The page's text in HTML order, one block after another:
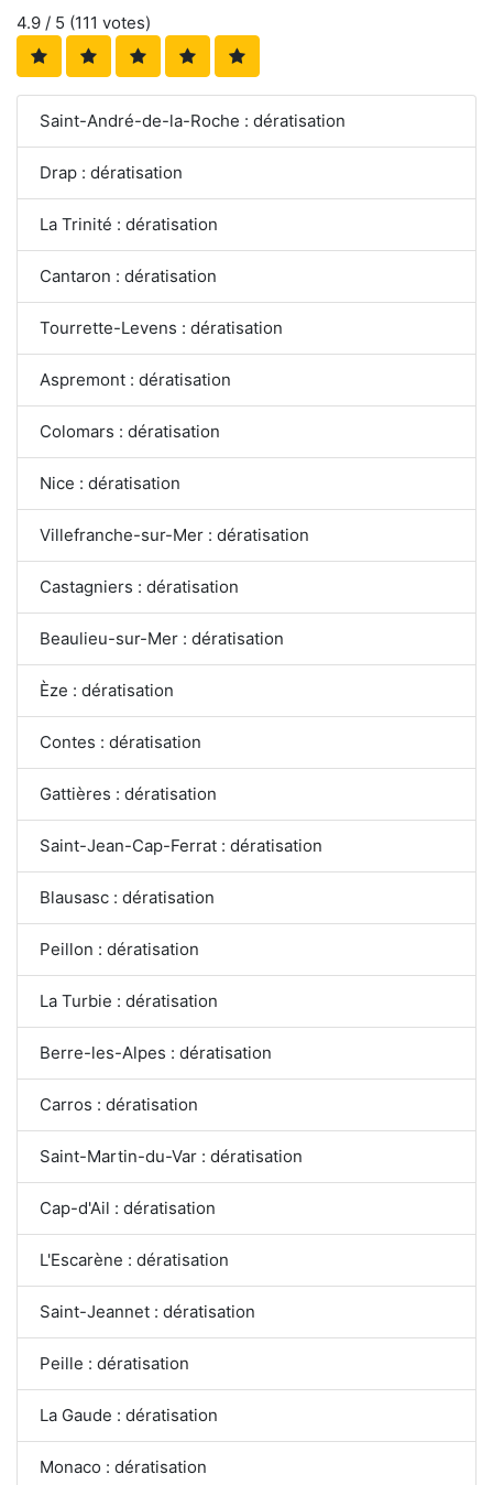
4.9 / 5 (111 votes)
Saint-André-de-la-Roche : dératisation
Drap : dératisation
La Trinité : dératisation
Cantaron : dératisation
Tourrette-Levens : dératisation
Aspremont : dératisation
Colomars : dératisation
Nice : dératisation
Villefranche-sur-Mer : dératisation
Castagniers : dératisation
Beaulieu-sur-Mer : dératisation
Èze : dératisation
Contes : dératisation
Gattières : dératisation
Saint-Jean-Cap-Ferrat : dératisation
Blausasc : dératisation
Peillon : dératisation
La Turbie : dératisation
Berre-les-Alpes : dératisation
Carros : dératisation
Saint-Martin-du-Var : dératisation
Cap-d'Ail : dératisation
L'Escarène : dératisation
Saint-Jeannet : dératisation
Peille : dératisation
La Gaude : dératisation
Monaco : dératisation